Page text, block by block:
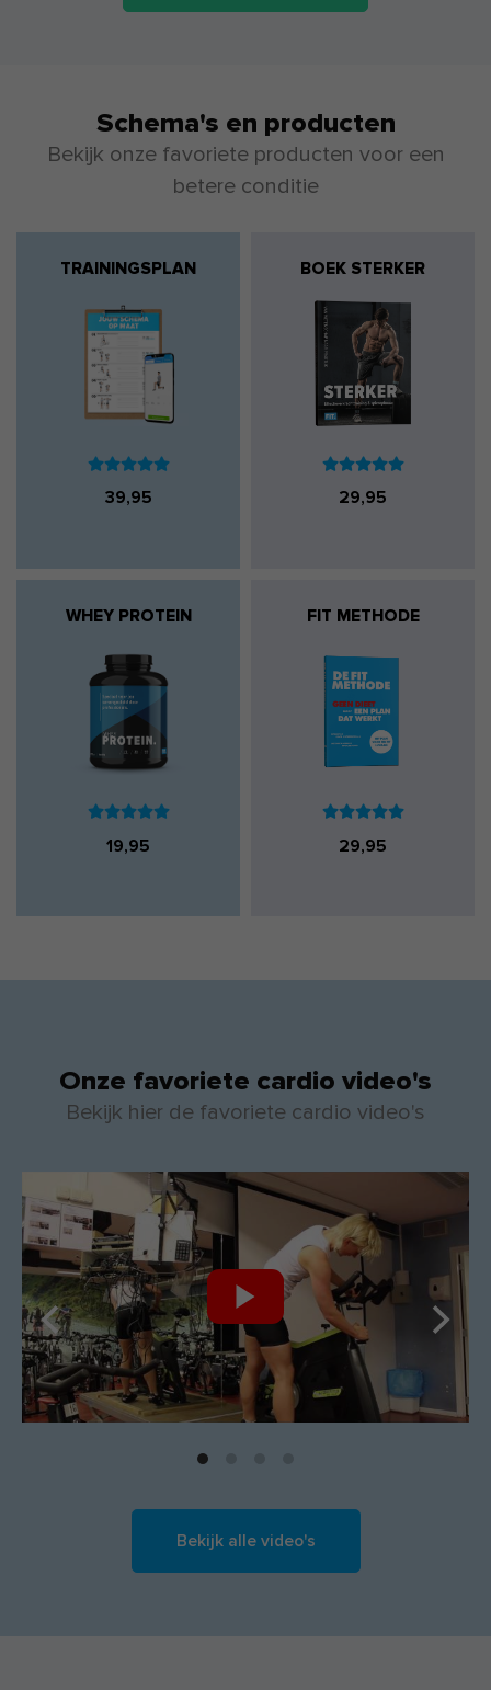
Schema's en producten
Bekijk onze favoriete producten voor een
betere conditie
TRAININGSPLAN
39,95
BOEK STERKER
29,95
WHEY PROTEIN
19,95
FIT METHODE
29,95
Onze favoriete cardio video's
Bekijk hier de favoriete cardio video's
Bekijk alle video's